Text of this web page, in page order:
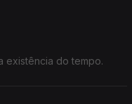
existência do tempo.